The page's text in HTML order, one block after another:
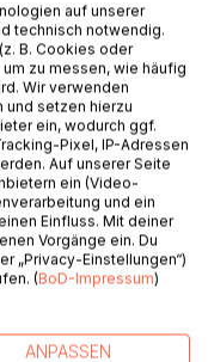
Haufen
dann beginnen
eine andere
seinem Leben,
eine zweite Mama
Mut, der sich auf
das mich wissen
Schmerz und
möglich gemacht
auf unserer
technisch notwendig.
B. Cookies oder
zu messen, wie häufig
Wir verwenden
setzen hierzu
ein, wodurch ggf.
Pixel, IP-Adressen
Auf unserer Seite
ein (Video-
und ein
Einfluss. Mit deiner
Vorgänge ein. Du
„Privacy-Einstellungen“)
(BoD-Impressum)
ANPASSEN